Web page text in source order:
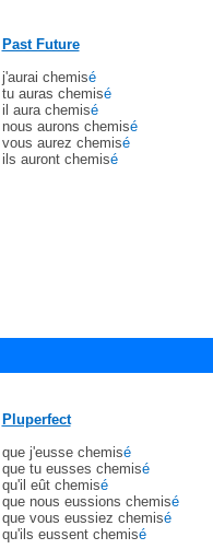
Past Future
j'aurai chemisé
tu auras chemisé
il aura chemisé
nous aurons chemisé
vous aurez chemisé
ils auront chemisé
Pluperfect
que j'eusse chemisé
que tu eusses chemisé
qu'il eût chemisé
que nous eussions chemisé
que vous eussiez chemisé
qu'ils eussent chemisé